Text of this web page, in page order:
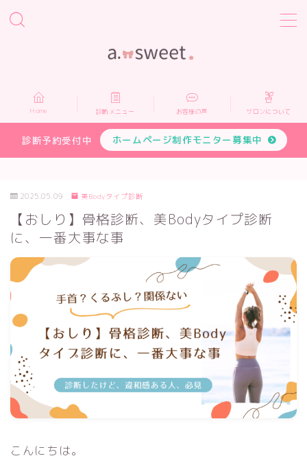
Home
診断メニュー
サロンについて
お申し込み
Home 診断メニュー お客様の声 サロンについて
診断予約受付中 ホームページ制作モニター募集中
2025.05.09 美Bodyタイプ診断
【おしり】骨格診断、美Bodyタイプ診断
に、一番大事な事
こんにちは。